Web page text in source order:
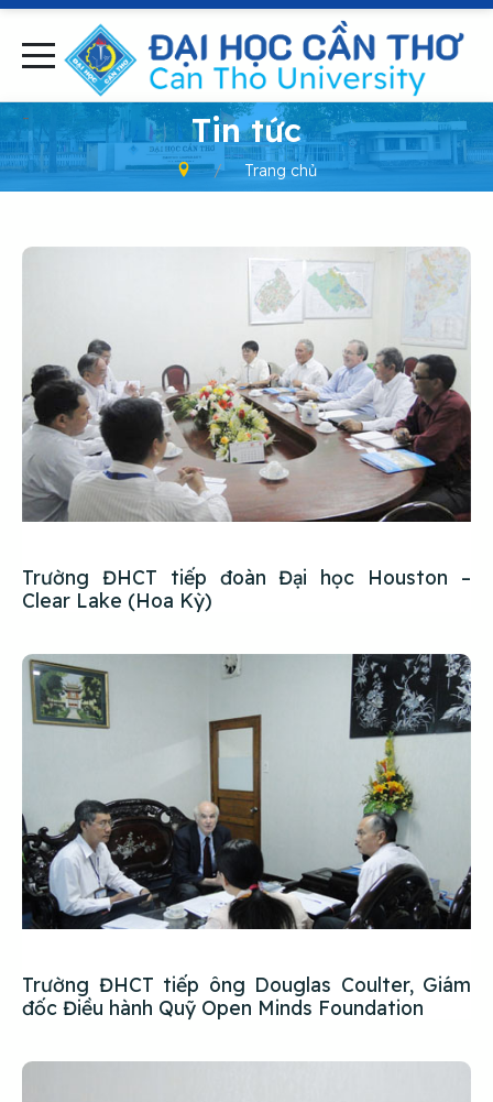
- Tin tức
Trang chủ
Trường ĐHCT tiếp đoàn Đại học Houston –
Clear Lake (Hoa Kỳ)
Trường ĐHCT tiếp ông Douglas Coulter, Giám
đốc Điều hành Quỹ Open Minds Foundation